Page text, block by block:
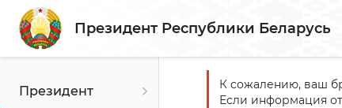
Президент Республики Беларусь
Президент Главная События
К сожалению, ваш
Если информация